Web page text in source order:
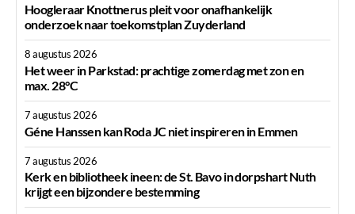
Hoogleraar Knottnerus pleit voor onafhankelijk
onderzoek naar toekomstplan Zuyderland
8 augustus 2026
Het weer in Parkstad: prachtige zomerdag met zon en
max. 28°C
7 augustus 2026
Géne Hanssen kan Roda JC niet inspireren in Emmen
7 augustus 2026
Kerk en bibliotheek ineen: de St. Bavo in dorpshart Nuth
krijgt een bijzondere bestemming